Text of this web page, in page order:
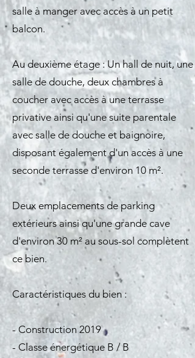
salle à manger avec accès à un petit
balcon.
Au deuxième étage : Un hall de nuit, une
salle de douche, deux chambres à
coucher avec accès à une terrasse
privative ainsi qu'une suite parentale
avec salle de douche et baignoire,
disposant également d'un accès à une
seconde terrasse d'environ 10 m².
Deux emplacements de parking
extérieurs ainsi qu'une grande cave
d'environ 30 m² au sous-sol complètent
ce bien.
Caractéristiques du bien :
- Construction 2019
- Classe énergétique B / B